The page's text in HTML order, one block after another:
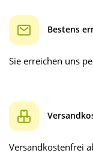
Bestens
Sie erreichen uns
Versandkostenfrei